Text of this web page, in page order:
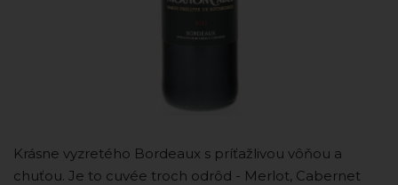
Krásne vyzretého Bordeaux s príťažlivou vôňou a
chuťou. Je to cuvée troch odrôd - Merlot, Cabernet